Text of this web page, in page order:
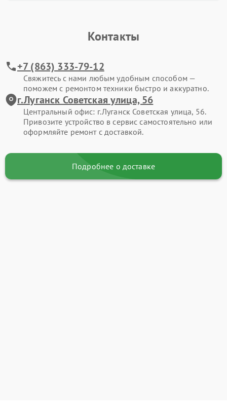
Контакты
+7 (863) 333-79-12
Свяжитесь с нами любым удобным способом —
поможем с ремонтом техники быстро и аккуратно.
г.Луганск Советская улица, 56
Центральный офис: г.Луганск Советская улица, 56.
Привозите устройство в сервис самостоятельно или
оформляйте ремонт с доставкой.
Подробнее о доставке